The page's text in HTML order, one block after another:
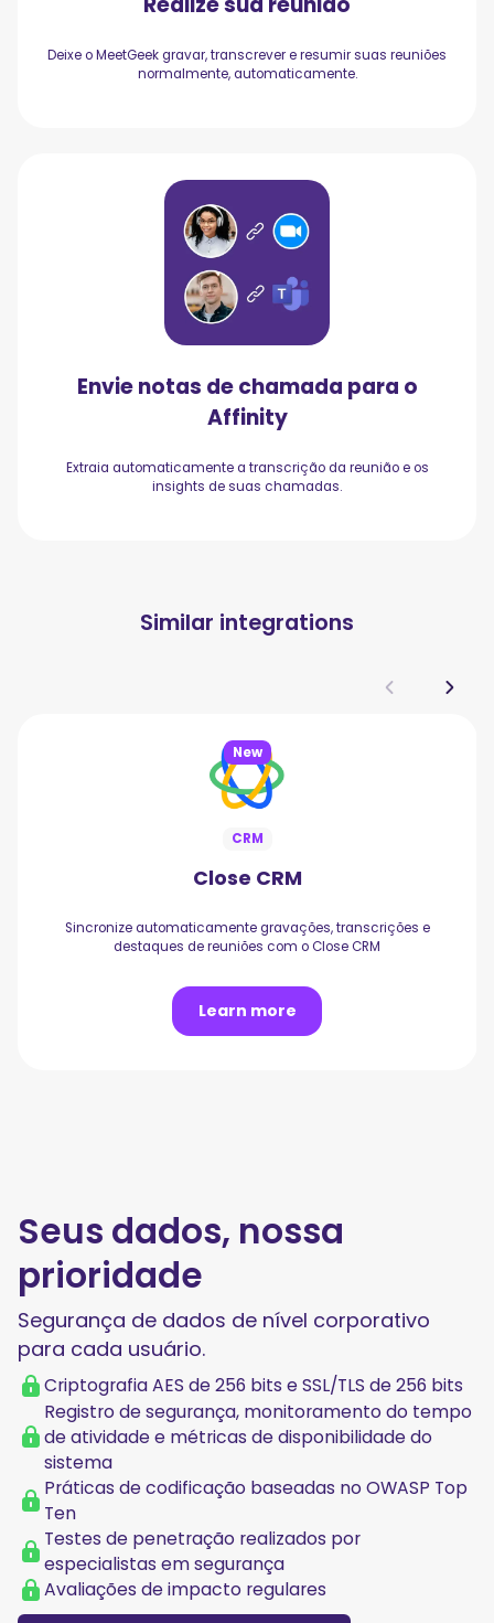
Deixe o MeetGeek gravar, transcrever e resumir suas reuniões
normalmente, automaticamente.
Envie notas de chamada para o
Affinity
Extraia automaticamente a transcrição da reunião e os
insights de suas chamadas.
Similar integrations
New
CRM
Close CRM
Sincronize automaticamente gravações, transcrições e
destaques de reuniões com o Close CRM
Learn more
Seus dados, nossa
prioridade
Segurança de dados de nível corporativo
para cada usuário.
Criptografia AES de 256 bits e SSL/TLS de 256 bits
Registro de segurança, monitoramento do tempo
de atividade e métricas de disponibilidade do
sistema
Práticas de codificação baseadas no OWASP Top
Ten
Testes de penetração realizados por
especialistas em segurança
Avaliações de impacto regulares